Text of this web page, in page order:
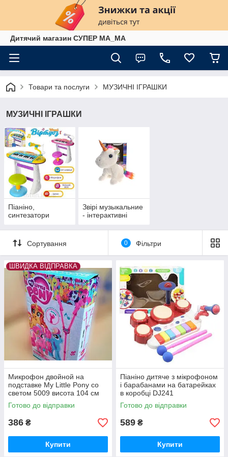
Дитячий магазин СУПЕР МА_МА
Товари та послуги МУЗИЧНІ ІГРАШКИ
МУЗИЧНІ ІГРАШКИ
Піаніно,
синтезатори
Звірі музыкальние
- інтерактивні
Сортування 0 Фільтри
ШВИДКА ВІДПРАВКА
Микрофон двойной на
подставке My Little Pony со
светом 5009 висота 104 см
моя маленька поні
Готово до відправки
386 ₴
Купити
Піаніно дитяче з мікрофоном
і барабанами на батарейках
в коробці DJ241
р.33.8*10.4*23.8см
Готово до відправки
589 ₴
Купити